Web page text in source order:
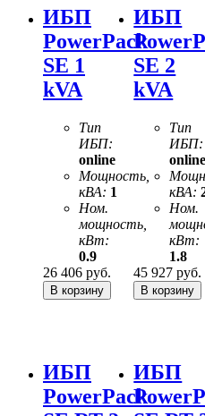
ИБП
PowerPack
SE 1
kVA
Тип
ИБП:
online
Мощность,
кВА: 1
Ном.
мощность,
кВт:
0.9
26 406 руб.
ИБП
SE 2
kVA
Тип
ИБП:
online
кВА:
Ном.
кВт:
1.8
45 927 руб.
ИБП
PowerPack
ИБП